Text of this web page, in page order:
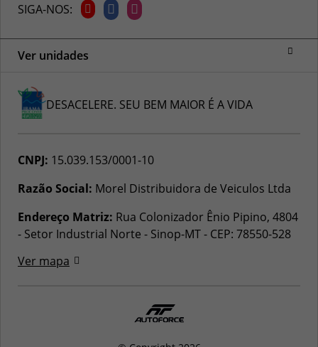
Ver unidades
SIGA-NOS:
DESACELERE. SEU BEM MAIOR É A VIDA
CNPJ: 15.039.153/0001-10
Razão Social: Morel Distribuidora de Veiculos Ltda
Endereço Matriz: Rua Colonizador Ênio Pipino, 4804
- Setor Industrial Norte - Sinop-MT- CEP: 78550-528
Ver mapa